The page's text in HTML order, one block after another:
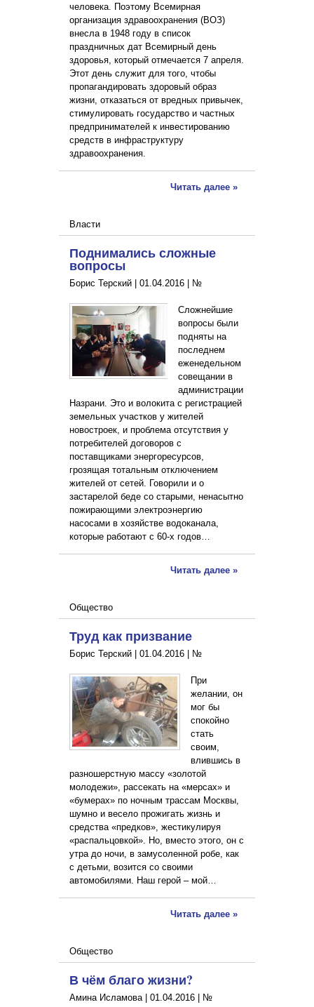
человека. Поэтому Всемирная
организация здравоохранения (ВОЗ)
внесла в 1948 году в список
праздничных дат Всемирный день
здоровья, который отмечается 7 апреля.
Этот день служит для того, чтобы
пропагандировать здоровый образ
жизни, отказаться от вредных привычек,
стимулировать государство и частных
предпринимателей к инвестированию
средств в инфраструктуру
здравоохранения.
Читать далее »
Власти
Поднимались сложные
вопросы
Борис Терский | 01.04.2016 №
Сложнейшие
вопросы были
подняты на
последнем
еженедельном
совещании в
администрации
Назрани. Это и волокита с регистрацией
земельных участков у жителей
новостроек, и проблема отсутствия у
потребителей договоров с
поставщиками энергоресурсов,
грозящая тотальным отключением
жителей от сетей. Говорили и о
застарелой беде со старыми, ненасытно
пожирающими электроэнергию
насосами в хозяйстве водоканала,
которые работают с 60-х годов…
Читать далее »
Общество
Труд как призвание
Борис Терский | 01.04.2016 №
При
желании, он
мог бы
спокойно
стать
своим,
влившись в
разношерстную массу «золотой
молодежи», рассекать на «мерсах» и
«бумерах» по ночным трассам Москвы,
шумно и весело прожигать жизнь и
средства «предков», жестикулируя
«распальцовкой». Но, вместо этого, он с
утра до ночи, в замусоленной робе, как
с детьми, возится со своими
автомобилями. Наш герой – мой…
Читать далее »
Общество
В чём благо жизни?
Амина Исламова | 01.04.2016 №